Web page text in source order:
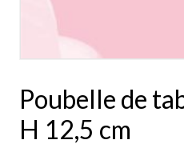
Poubelle de
H 12,5 cm